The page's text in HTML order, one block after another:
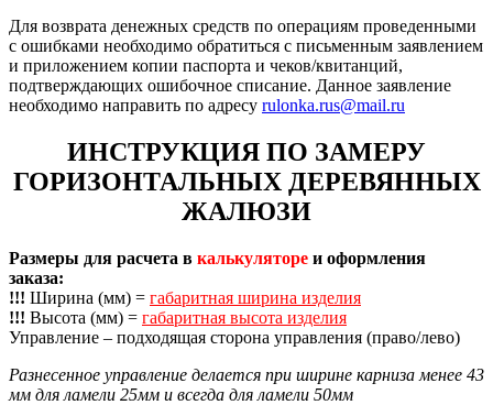
Для возврата денежных средств по операциям проведенными
с ошибками необходимо обратиться с письменным заявлением
и приложением копии паспорта и чеков/квитанций,
подтверждающих ошибочное списание. Данное заявление
необходимо направить по адресу rulonka.rus@mail.ru
ИНСТРУКЦИЯ ПО ЗАМЕРУ
ГОРИЗОНТАЛЬНЫХ ДЕРЕВЯННЫХ
ЖАЛЮЗИ
Размеры для расчета в калькуляторе и оформления
заказа:
!!! Ширина (мм) = габаритная ширина изделия
!!! Высота (мм) = габаритная высота изделия
Управление – подходящая сторона управления (право/лево)
Разнесенное управление делается при ширине карниза менее 43
мм для ламели 25мм и всегда для ламели 50мм